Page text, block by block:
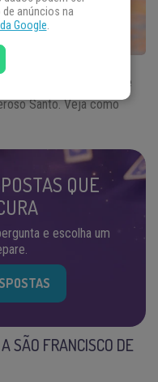
? Ela serve
Santo. Veja como
QUE
e escolha um
SÃO FRANCISCO DE
anúncios na
Google.